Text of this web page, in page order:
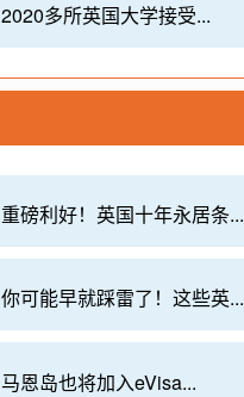
2020多所英国大学接受...
重磅利好！英国十年永居条...
你可能早就踩雷了！这些英...
马恩岛也将加入eVisa...